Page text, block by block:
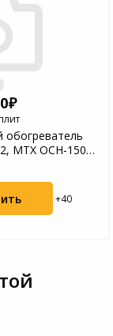
обогреватель
MTX OCH-1500,
+40